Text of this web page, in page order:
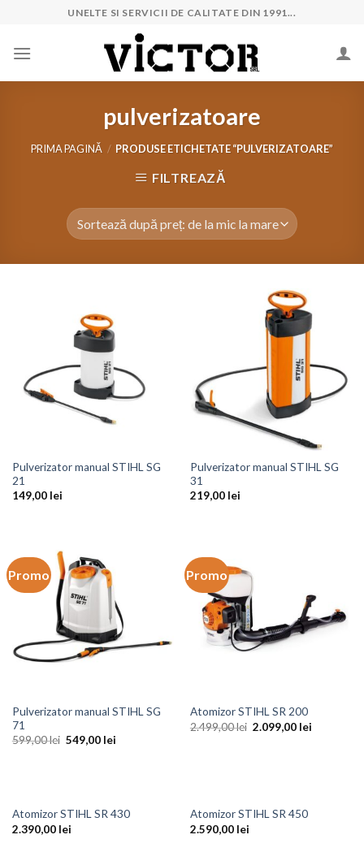
content
UNELTE SI SERVICII DE CALITATE DIN 1991...
pulverizatoare
PRIMA PAGINĂ / PRODUSE ETICHETATE “PULVERIZATOARE”
FILTREAZĂ
Pulverizator manual STIHL SG
21
149,00 lei
Pulverizator manual STIHL SG
31
219,00 lei
Promo
Pulverizator manual STIHL SG
71
599,00lei 549,00 lei
Promo
Atomizor STIHL SR 200
2.499,00lei 2.099,00 lei
Atomizor STIHL SR 430
2.390,00 lei
Atomizor STIHL SR 450
2.590,00 lei